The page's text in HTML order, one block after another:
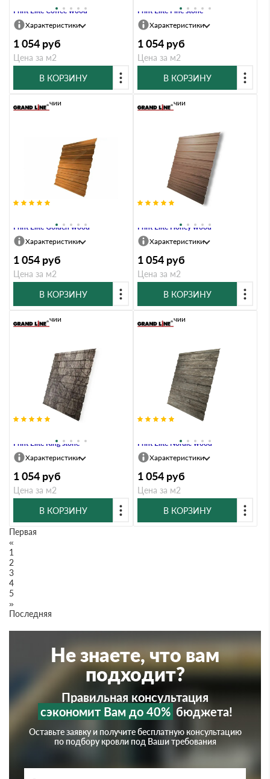
Print Elite Coffee wood
Характеристики
1 054 руб
Цена за м2
В КОРЗИНУ
Print Elite Fine stone
Характеристики
1 054 руб
Цена за м2
В КОРЗИНУ
Print Elite Golden wood
В наличии
Характеристики
1 054 руб
Цена за м2
В КОРЗИНУ
Print Elite Honey wood
В наличии
Характеристики
1 054 руб
Цена за м2
В КОРЗИНУ
Print Elite King stone
В наличии
Характеристики
1 054 руб
Цена за м2
В КОРЗИНУ
Print Elite Nordic wood
В наличии
Характеристики
1 054 руб
Цена за м2
В КОРЗИНУ
Первая
«
1
2
3
4
5
»
Последняя
Не знаете, что вам
подходит?
Правильная консультация
сэкономит Вам до 40% бюджета!
Оставьте заявку и получите бесплатную консультацию
по подбору кровли под Ваши требования